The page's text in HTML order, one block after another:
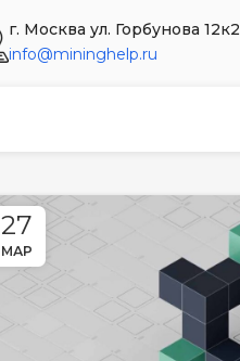
г. Москва ул. Горбунова 12к2
info@mininghelp.ru
27
МАР